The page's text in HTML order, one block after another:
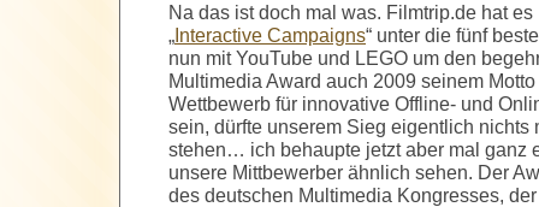
Na das ist doch mal was. Filmtrip.de hat
„ Interactive Campaigns“ unter die fünf
nun mit YouTube und LEGO um den
Multimedia Award auch 2009 seinem
Wettbewerb für innovative Offline- und
sein, dürfte unserem Sieg eigentlich nichts
stehen… ich behaupte jetzt aber mal ganz
unsere Mittbewerber ähnlich sehen. Der
des deutschen Multimedia Kongresses,